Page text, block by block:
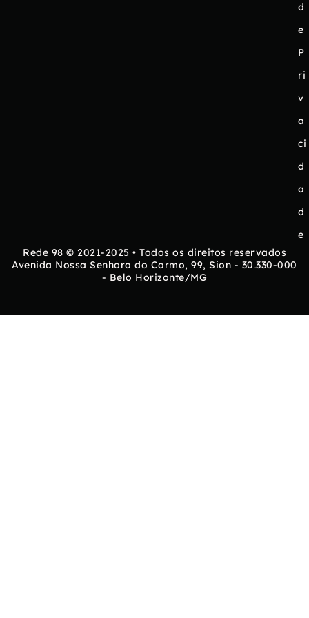
d
e
P
ri
v
a
ci
d
a
d
e
Rede 98 © 2021-2025 • Todos os direitos reservados
Avenida Nossa Senhora do Carmo, 99, Sion - 30.330-000
- Belo Horizonte/MG